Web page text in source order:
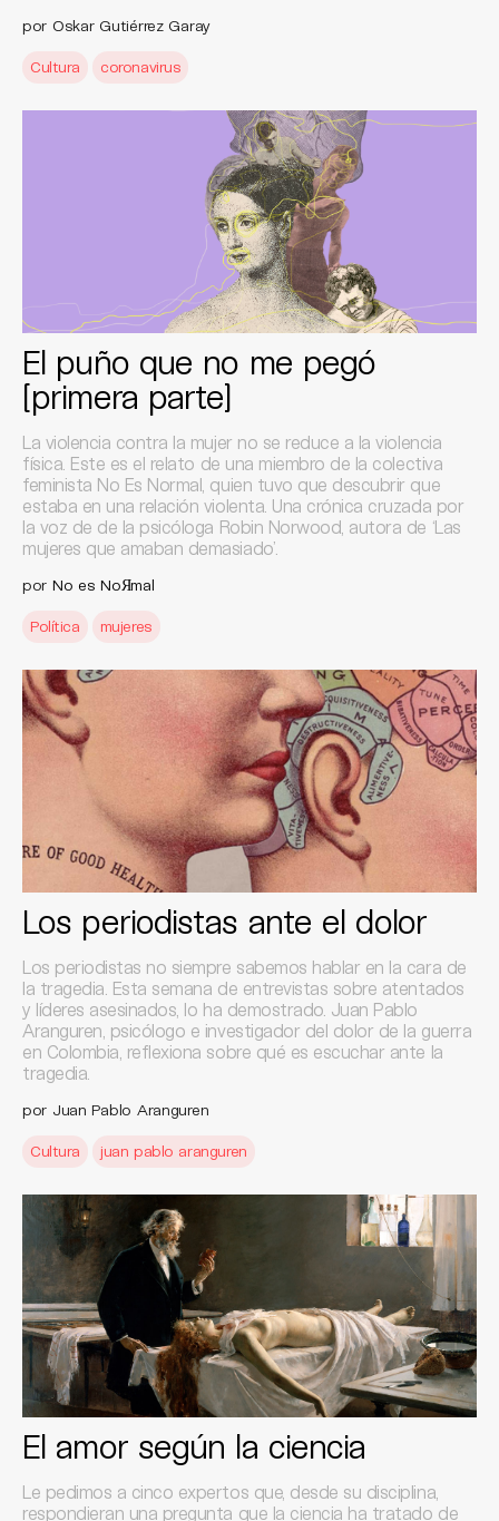
por Oskar Gutiérrez Garay
Cultura coronavirus
El puño que no me pegó
[primera parte]
La violencia contra la mujer no se reduce a la violencia
física. Este es el relato de una miembro de la colectiva
feminista No Es Normal, quien tuvo que descubrir que
estaba en una relación violenta. Una crónica cruzada por
la voz de de la psicóloga Robin Norwood, autora de ‘Las
mujeres que amaban demasiado’.
por No es NoЯmal
Política mujeres
Los periodistas ante el dolor
Los periodistas no siempre sabemos hablar en la cara de
la tragedia. Esta semana de entrevistas sobre atentados
y líderes asesinados, lo ha demostrado. Juan Pablo
Aranguren, psicólogo e investigador del dolor de la guerra
en Colombia, reflexiona sobre qué es escuchar ante la
tragedia.
por Juan Pablo Aranguren
Cultura juan pablo aranguren
El amor según la ciencia
Le pedimos a cinco expertos que, desde su disciplina,
respondieran una pregunta que la ciencia ha tratado de